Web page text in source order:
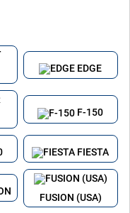
EDGE
F-150
FIESTA
FUSION (USA)